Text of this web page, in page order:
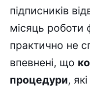
підписників
місяць роботи
практично не
впевнені, що
процедури,